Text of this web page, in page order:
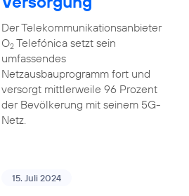
Der Telekommunikationsanbieter
O2Telefónica setzt sein
umfassendes
Netzausbauprogramm fort und
versorgt mittlerweile 96 Prozent
der Bevölkerung mit seinem 5G-
Netz.
15. Juli 2024